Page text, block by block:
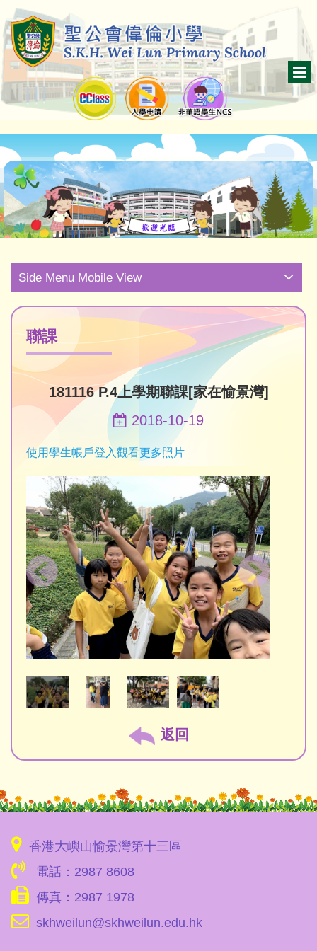
Side Menu Mobile View
聯課
181116 P.4上學期聯課[家在愉景灣]
2018-10-19
使用學生帳戶登入觀看更多照片
返回
香港大嶼山愉景灣第十三區
電話：2987 8608
傳真：2987 1978
skhweilun@skhweilun.edu.hk